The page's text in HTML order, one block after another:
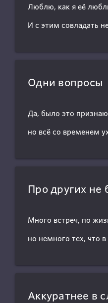
Люблю, как я её
И с этим совладать
Одни вопросы
Да, было это
но всё со временем
Про других не
Много встреч, по
но немного тех, что
Аккуратнее в